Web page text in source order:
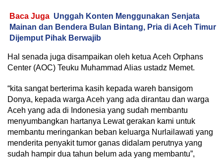
Baca Juga Unggah Konten Menggunakan Senjata
Mainan dan Bendera Bulan Bintang, Pria di Aceh Timur
Dijemput Pihak Berwajib
Hal senada juga disampaikan oleh ketua Aceh Orphans
Center (AOC) Teuku Muhammad Alias ustadz Memet.
“kita sangat berterima kasih kepada wareh bansigom
Donya, kepada warga Aceh yang ada dirantau dan warga
Aceh yang ada di Indonesia yang sudah membantu
menyumbangkan hartanya Lewat gerakan kami untuk
membantu meringankan beban keluarga Nurlailawati yang
menderita penyakit tumor ganas didalam perutnya yang
sudah hampir dua tahun belum ada yang membantu”,